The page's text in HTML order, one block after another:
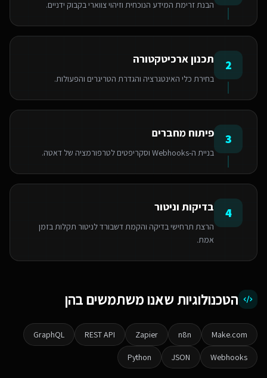
הבנת זרימת המידע הנוכחית וזיהוי צווארי בקבוק ידניים.
2 תכנון ארכיטקטורה
בחירת כלי האינטגרציה והגדרת הטריגרים והפעולות.
3 פיתוח מחברים
בניית ה-Webhooks וסקריפטים לטרפורמציה של דאטה.
4 בדיקות וניטור
הרצת תרחישי בדיקה והקמת דשבורד לניטור תקלות בזמן
אמת.
הטכנולוגיות שאנו משתמשים בהן
Make.com
n8n
Zapier
REST API
GraphQL
Webhooks
JSON
Python